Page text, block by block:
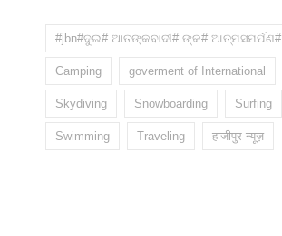
#jbn#ଦୁଇ# ଆତଙ୍କବାଦୀ# ଙ୍କ# ଆତ୍ମସମର୍ପଣ#
Camping goverment of International
Skydiving Snowboarding Surfing
Swimming Traveling हाजीपुर न्यूज़